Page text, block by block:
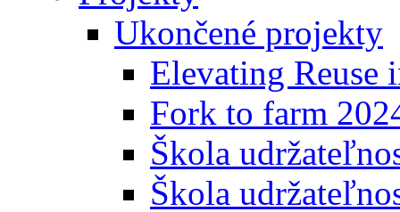
Ukončené projekty
Elevating Reuse
Fork to farm
Škola
Škola